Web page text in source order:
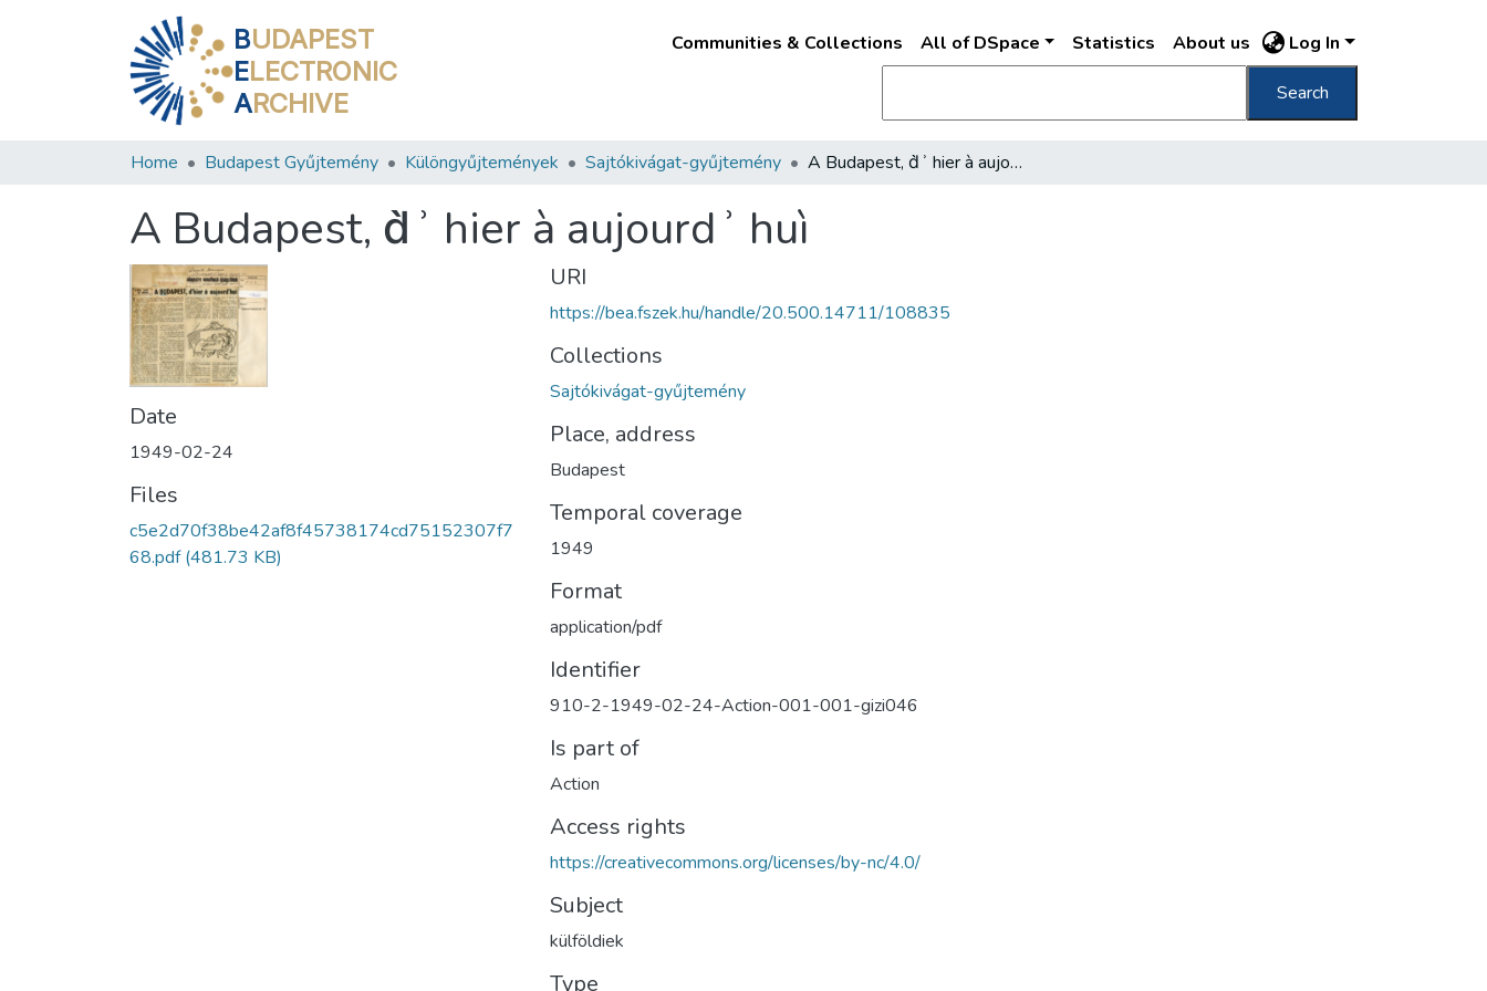
BUDAPEST
ELECTRONIC
ARCHIVE
Communities & Collections All of DSpace Statistics About us Log In
Search
Home Budapest Gyűjtemény Különgyűjtemények Sajtókivágat-gyűjtemény A Budapest, d̀ʾ hier à aujourdʾ huì
A Budapest, d̀ʾ hier à aujourdʾ huì
Date
1949-02-24
Files
c5e2d70f38be42af8f45738174cd75152307f7
68.pdf(481.73 KB)
URI
https://bea.fszek.hu/handle/20.500.14711/108835
Collections
Sajtókivágat-gyűjtemény
Place, address
Budapest
Temporal coverage
1949
Format
application/pdf
Identifier
910-2-1949-02-24-Action-001-001-gizi046
Is part of
Action
Access rights
https://creativecommons.org/licenses/by-nc/4.0/
Subject
külföldiek
Type